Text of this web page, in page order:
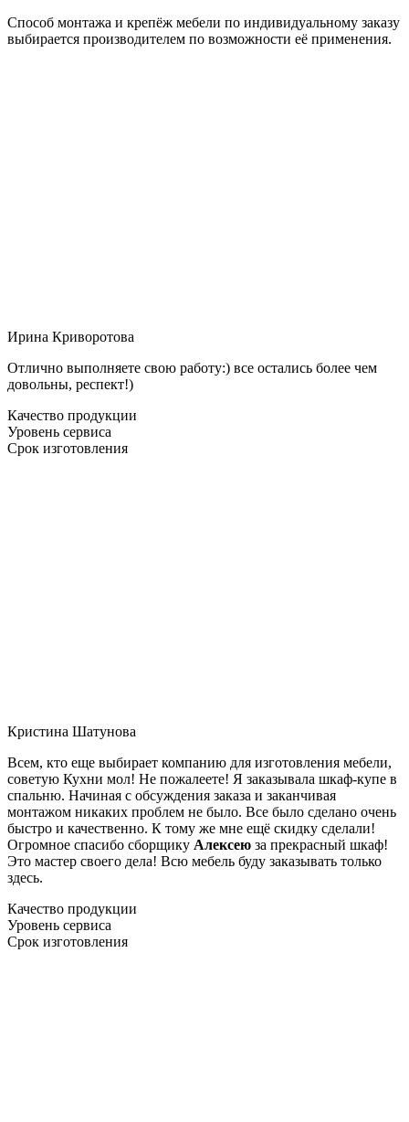
Способ монтажа и крепёж мебели по индивидуальному заказу
выбирается производителем по возможности её применения.
Ирина Криворотова
Отлично выполняете свою работу:) все остались более чем
довольны, респект!)
Качество продукции
Уровень сервиса
Срок изготовления
Кристина Шатунова
Всем, кто еще выбирает компанию для изготовления мебели,
советую Кухни мол! Не пожалеете! Я заказывала шкаф-купе в
спальню. Начиная с обсуждения заказа и заканчивая
монтажом никаких проблем не было. Все было сделано очень
быстро и качественно. К тому же мне ещё скидку сделали!
Огромное спасибо сборщику Алексею за прекрасный шкаф!
Это мастер своего дела! Всю мебель буду заказывать только
здесь.
Качество продукции
Уровень сервиса
Срок изготовления